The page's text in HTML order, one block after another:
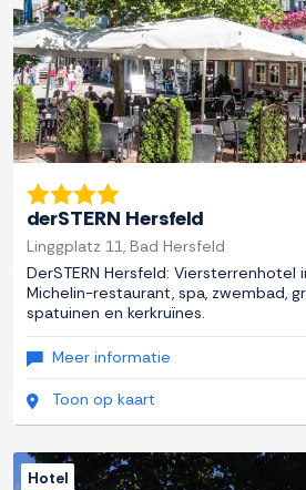
derSTERN Hersfeld
Linggplatz 11, Bad Hersfeld
DerSTERN Hersfeld: Viersterrenhotel
Michelin-restaurant, spa, zwembad,
spatuinen en kerkruïnes.
Meer informatie
Toon op kaart
Hotel